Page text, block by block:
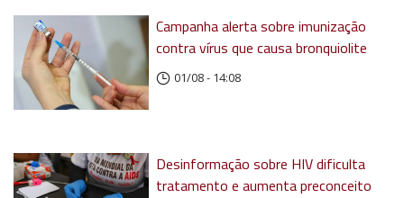
Campanha alerta sobre imunização
contra vírus que causa bronquiolite
01/08 - 14:08
Desinformação sobre HIV dificulta
tratamento e aumenta preconceito